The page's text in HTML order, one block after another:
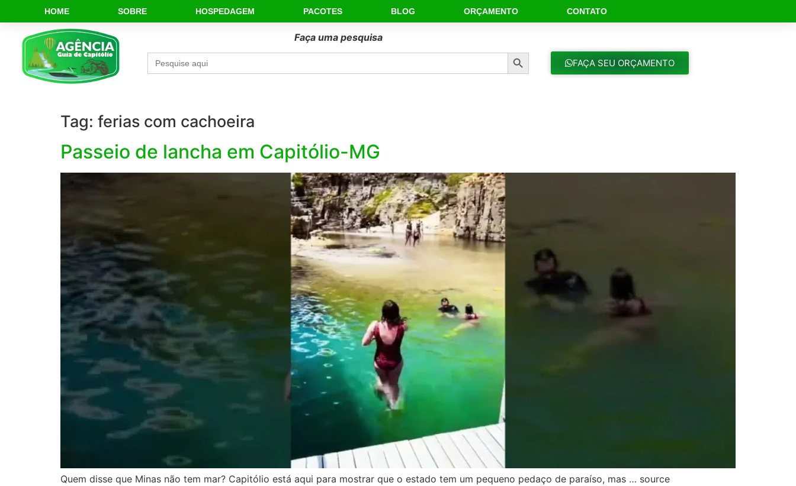
HOME SOBRE HOSPEDAGEM PACOTES BLOG ORÇAMENTO CONTATO
Faça uma pesquisa
Search
for:
Search Button
FAÇA SEU ORÇAMENTO
Tag: ferias com cachoeira
Passeio de lancha em Capitólio-MG
Quem disse que Minas não tem mar? Capitólio está aqui para mostrar que o estado tem um pequeno pedaço de paraíso, mas … source